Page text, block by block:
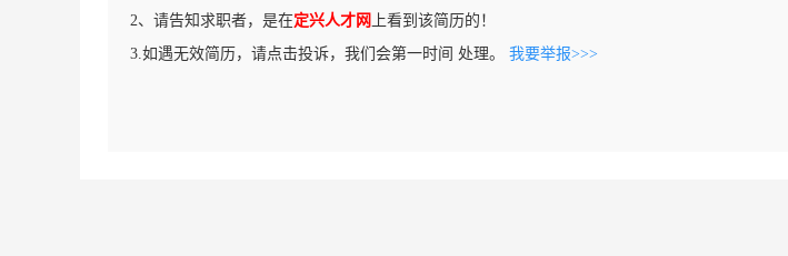
2、请告知求职者，是在定兴人才网 上看到该简历的！
3.如遇无效简历，请点击投诉，我们会第一时间 处理。 我要举报>>>